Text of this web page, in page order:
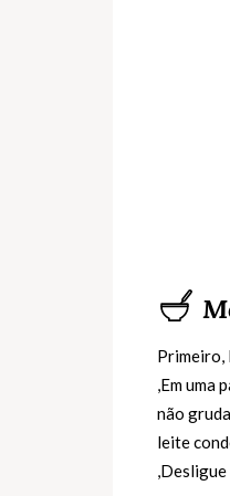
Primeiro,
,Em uma
não
leite